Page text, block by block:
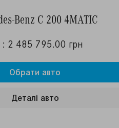
Benz C 200 4MATIC
: 2 485 795.00 грн
Обрати авто
Деталi авто